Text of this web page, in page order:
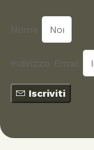
Nome
Indirizzo Email
Iscriviti